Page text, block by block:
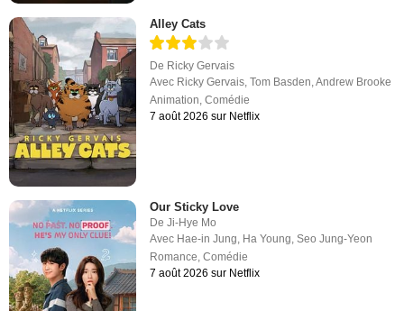
Alley Cats
De Ricky Gervais
Avec Ricky Gervais,Tom Basden,Andrew Brooke
Animation,Comédie
7 août 2026 sur Netflix
Our Sticky Love
DeJi-Hye Mo
Avec Hae-in Jung, Ha Young,Seo Jung-Yeon
Romance,Comédie
7 août 2026 sur Netflix